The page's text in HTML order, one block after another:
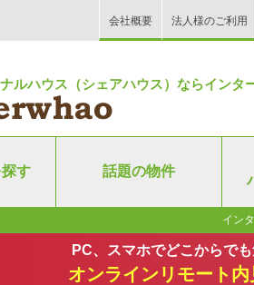
会社概要 法人様のご利用
ルハウス（シェアハウス）ならインタ
す 話題の物件
イン
PC、スマホでどこからで
オンラインリモート内